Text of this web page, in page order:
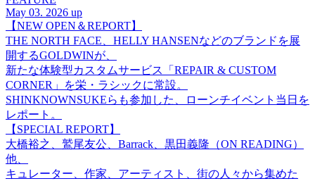
May 03. 2026 up
【NEW OPEN＆REPORT】
THE NORTH FACE、HELLY HANSENなどのブランドを展
開するGOLDWINが、
新たな体験型カスタムサービス「REPAIR & CUSTOM
CORNER」を栄・ラシックに常設。
SHINKNOWNSUKEらも参加した、ローンチイベント当日を
レポート。
【SPECIAL REPORT】
大橋裕之、鷲尾友公、Barrack、黒田義隆（ON READING）
他、
キュレーター、作家、アーティスト、街の人々から集めた